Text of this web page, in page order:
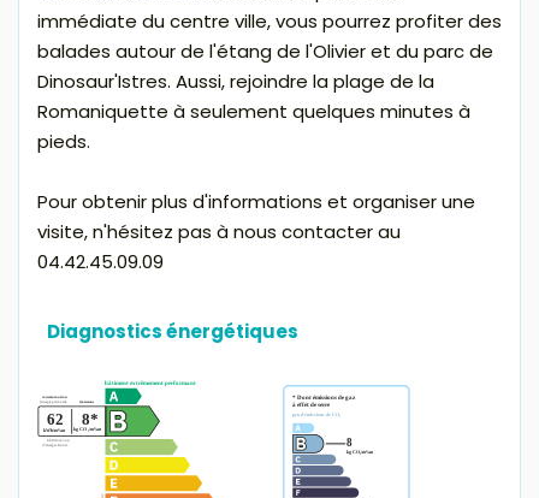
immédiate du centre ville, vous pourrez profiter des
balades autour de l'étang de l'Olivier et du parc de
Dinosaur'Istres. Aussi, rejoindre la plage de la
Romaniquette à seulement quelques minutes à
pieds.
Pour obtenir plus d'informations et organiser une
visite, n'hésitez pas à nous contacter au
04.42.45.09.09
Diagnostics énergétiques